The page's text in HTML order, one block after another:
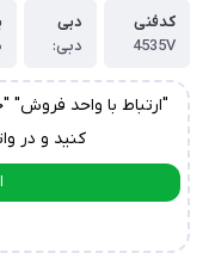
کدفنی
4535V
دبی
دبی:
"ارتباط با واحد فروش"
کنید و در